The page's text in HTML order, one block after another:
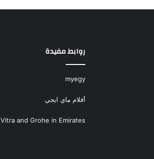
روابط مفيدة
myegy
أفلام ماي ايجي
Vitra and Grohe in Emirates